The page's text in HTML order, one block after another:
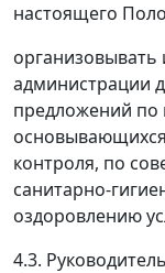
настоящего
организовывать
администрации
предложений по
контроля, по
санитарно-
оздоровлению
4.3.